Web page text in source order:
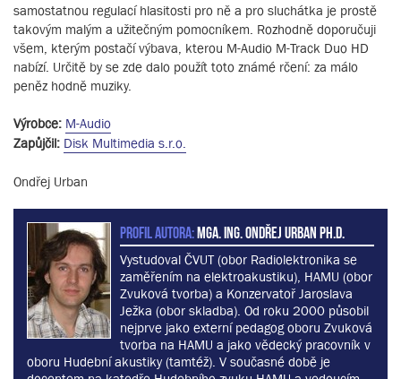
samostatnou regulací hlasitosti pro ně a pro sluchátka je prostě
takovým malým a užitečným pomocníkem. Rozhodně doporučuji
všem, kterým postačí výbava, kterou M-Audio M-Track Duo HD
nabízí. Určitě by se zde dalo použít toto známé rčení: za málo
peněz hodně muziky.
Výrobce: M-Audio
Zapůjčil: Disk Multimedia s.r.o.
Ondřej Urban
PROFIL AUTORA:MgA. Ing. Ondřej Urban Ph.D.
Vystudoval ČVUT (obor Radiolektronika se
zaměřením na elektroakustiku), HAMU (obor
Zvuková tvorba) a Konzervatoř Jaroslava
Ježka (obor skladba). Od roku 2000 působil
nejprve jako externí pedagog oboru Zvuková
tvorba na HAMU a jako vědecký pracovník v
oboru Hudební akustiky (tamtéž). V současné době je